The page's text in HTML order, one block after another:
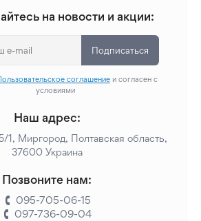
на новости и акции:
Подписаться
соглашениеи согласен с
условиями
Наш адрес:
1, Миргород, Полтавская область,
37600 Украина
Позвоните нам:
095-705-06-15
097-736-09-04